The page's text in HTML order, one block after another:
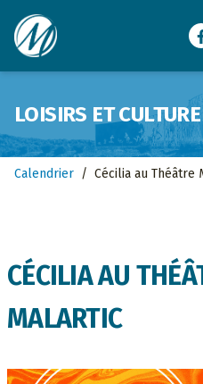
Ville de Malartic
LOISIRS ET CULTURE
Calendrier / Cécilia au Théâtre
CÉCILIA AU
MALARTIC